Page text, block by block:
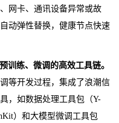
网卡、通讯设备异常或故
动弹性替换，健康节点快速
训练、微调的高效工具链。
等开发过程，集成了浪潮信
，如数据处理工具包（Y-
）和大模型微调工具包